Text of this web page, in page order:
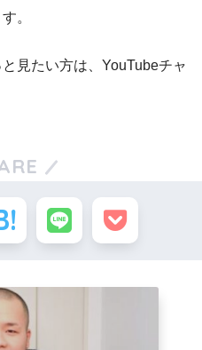
。
見たい方は、YouTubeチャ